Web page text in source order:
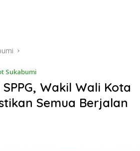
Sukabumi
Wakil Wali Kota
Semua Berjalan